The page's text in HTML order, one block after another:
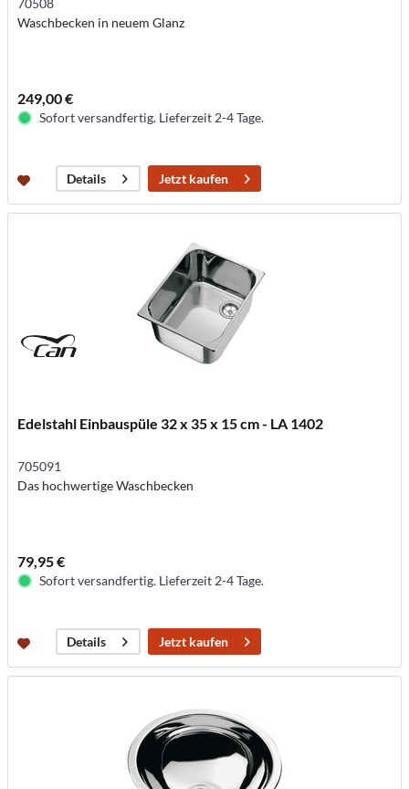
70508
Waschbecken in neuem Glanz
249,00 €
Sofort versandfertig. Lieferzeit 2-4 Tage.
Details Jetzt kaufen
Edelstahl Einbauspüle 32 x 35 x 15 cm - LA 1402
705091
Das hochwertige Waschbecken
79,95 €
Sofort versandfertig. Lieferzeit 2-4 Tage.
Details Jetzt kaufen